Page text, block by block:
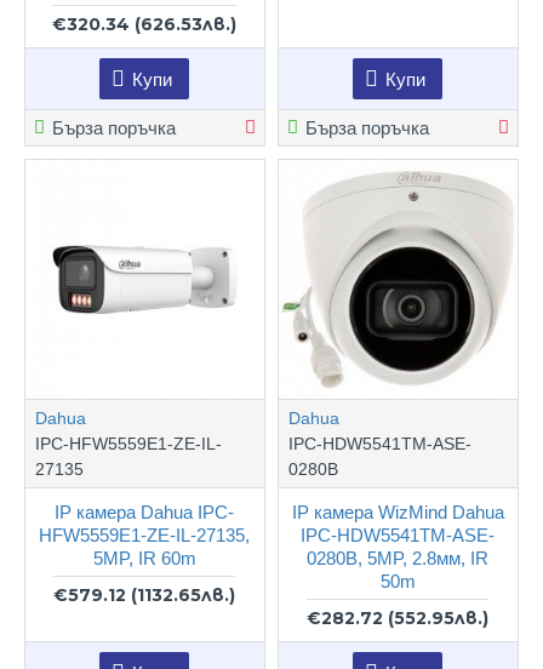
€320.34 (626.53лв.)
Купи
Бърза поръчка
Купи
Бърза поръчка
Dahua
IPC-HFW5559E1-ZE-IL-
27135
IP камера Dahua IPC-
HFW5559E1-ZE-IL-27135,
5MP, IR 60m
€579.12 (1132.65лв.)
Dahua
IPC-HDW5541TM-ASE-
0280B
IP камера WizMind Dahua
IPC-HDW5541TM-ASE-
0280B, 5MP, 2.8мм, IR
50m
€282.72 (552.95лв.)